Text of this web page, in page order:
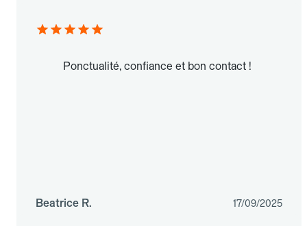
Ponctualité, confiance et bon contact !
Beatrice R. 17/09/2025